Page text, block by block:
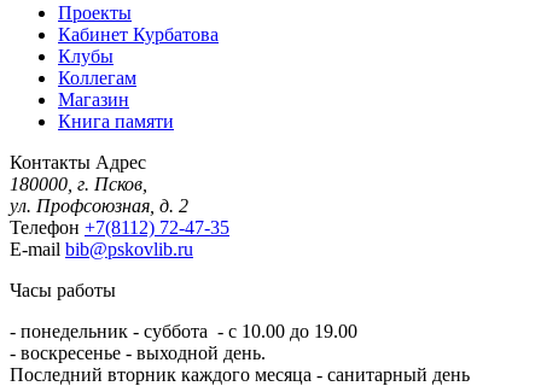
Проекты
Кабинет Курбатова
Клубы
Коллегам
Магазин
Книга памяти
Контакты Адрес
180000, г. Псков,
ул. Профсоюзная, д. 2
Телефон +7(8112) 72-47-35
E-mail bib@pskovlib.ru
Часы работы
- понедельник - суббота - с 10.00 до 19.00
- воскресенье - выходной день.
Последний вторник каждого месяца - санитарный день